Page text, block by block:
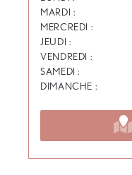
MARDI :
MERCREDI :
JEUDI :
VENDREDI :
SAMEDI :
DIMANCHE :